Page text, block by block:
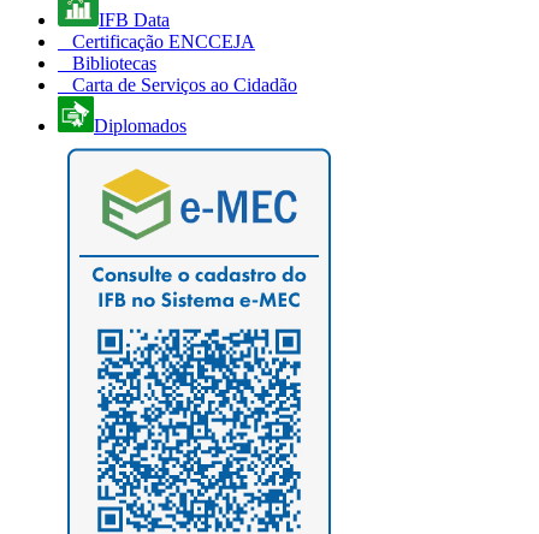
IFB Data
Certificação ENCCEJA
Bibliotecas
Carta de Serviços ao Cidadão
Diplomados